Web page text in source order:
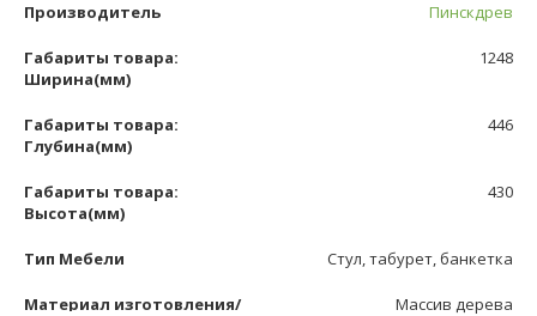
Производитель Пинскдрев
Габариты товара:
Ширина(мм)
1248
Габариты товара:
Глубина(мм)
446
Габариты товара:
Высота(мм)
430
Тип Мебели Стул, табурет, банкетка
Материал изготовления/
Массив дерева